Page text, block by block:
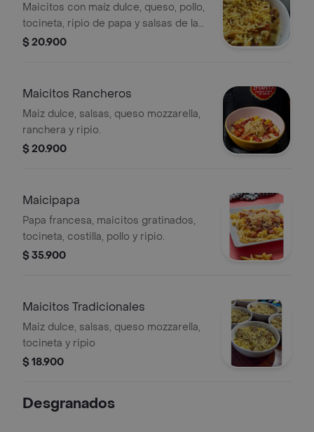
Maicitos con maíz dulce, queso, pollo,
tocineta, ripio de papa y salsas de la
casa.
$ 20.900
Maicitos Rancheros
Maiz dulce, salsas, queso mozzarella,
ranchera y ripio.
$ 20.900
Maicipapa
Papa francesa, maicitos gratinados,
tocineta, costilla, pollo y ripio.
$ 35.900
Maicitos Tradicionales
Maiz dulce, salsas, queso mozzarella,
tocineta y ripio
$ 18.900
Desgranados